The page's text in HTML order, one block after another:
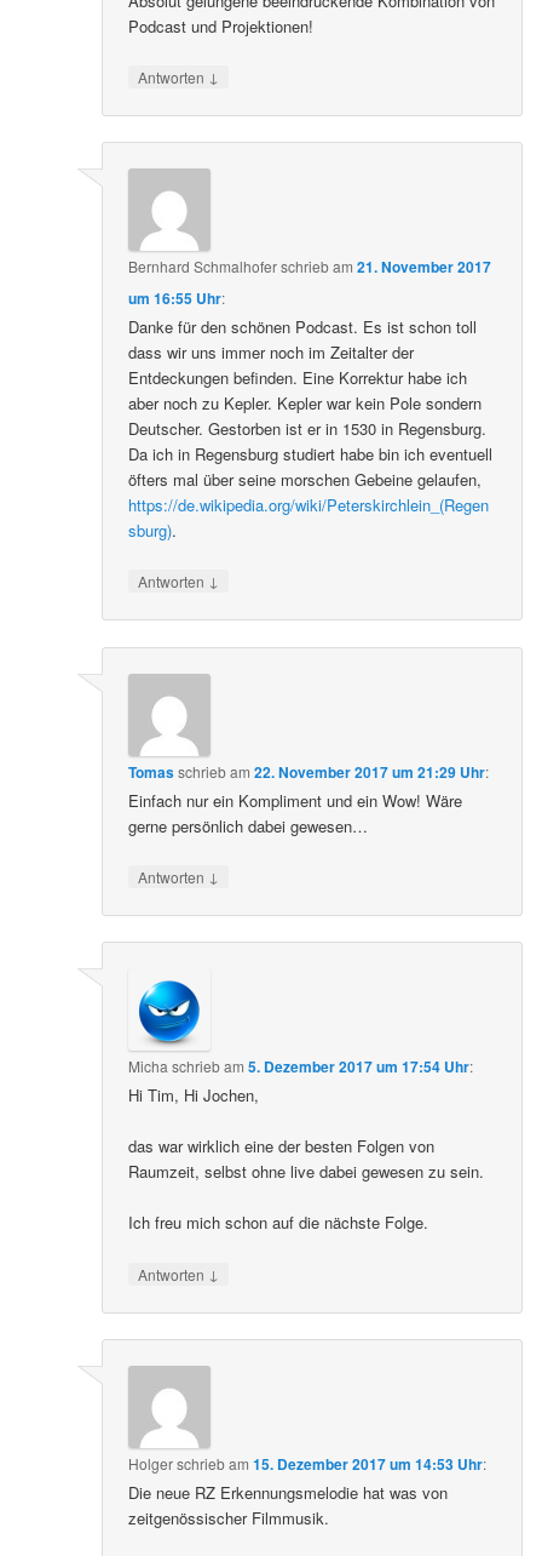
Podcast und Projektionen!
Antworten ↓
Bernhard Schmalhoferschriebam21. November 2017
um 16:55 Uhr:
Danke für den schönen Podcast. Es ist schon toll
dass wir uns immer noch im Zeitalter der
Entdeckungen befinden. Eine Korrektur habe ich
aber noch zu Kepler. Kepler war kein Pole sondern
Deutscher. Gestorben ist er in 1530 in Regensburg.
Da ich in Regensburg studiert habe bin ich eventuell
öfters mal über seine morschen Gebeine gelaufen,
https://de.wikipedia.org/wiki/Peterskirchlein_(Regen
sburg).
Antworten ↓
Tomasschriebam22. November 2017 um 21:29 Uhr:
Einfach nur ein Kompliment und ein Wow! Wäre
gerne persönlich dabei gewesen…
Antworten ↓
Micha schriebam5. Dezember 2017 um 17:54 Uhr:
Hi Tim, Hi Jochen,
das war wirklich eine der besten Folgen von
Raumzeit, selbst ohne live dabei gewesen zu sein.
Ich freu mich schon auf die nächste Folge.
Antworten ↓
Holgerschriebam15. Dezember 2017 um 14:53 Uhr:
Die neue RZ Erkennungsmelodie hat was von
zeitgenössischer Filmmusik.